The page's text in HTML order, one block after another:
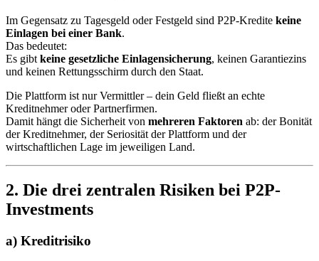
Im Gegensatz zu Tagesgeld oder Festgeld sind P2P-Kredite keine
Einlagen bei einer Bank.
Das bedeutet:
Es gibt keine gesetzliche Einlagensicherung, keinen Garantiezins
und keinen Rettungsschirm durch den Staat.
Die Plattform ist nur Vermittler – dein Geld fließt an echte
Kreditnehmer oder Partnerfirmen.
Damit hängt die Sicherheit von mehreren Faktoren ab: der Bonität
der Kreditnehmer, der Seriosität der Plattform und der
wirtschaftlichen Lage im jeweiligen Land.
2. Die drei zentralen Risiken bei P2P-
Investments
a) Kreditrisiko